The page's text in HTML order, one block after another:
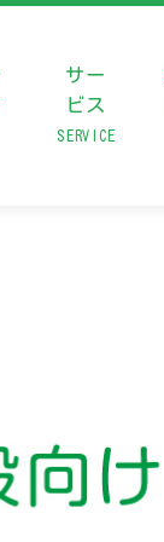
サー
ビス
SERVICE